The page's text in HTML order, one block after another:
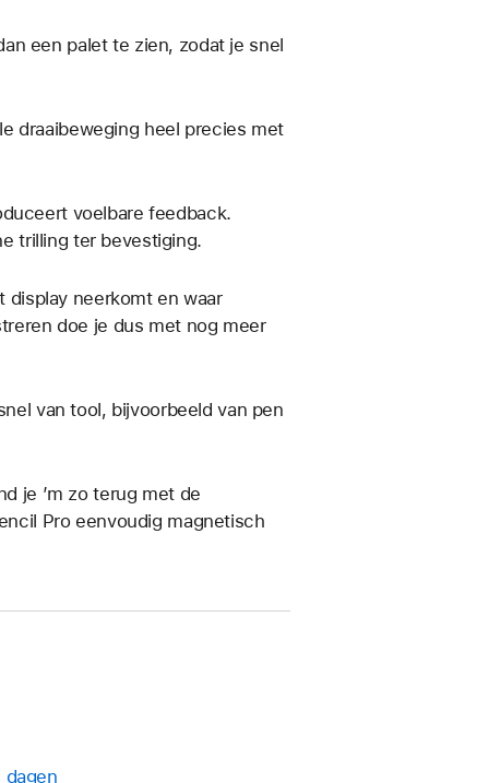
een palet te zien, zodat je snel
draaibeweging heel precies met
voelbare feedback.
trilling ter bevestiging.
display neerkomt en waar
doe je dus met nog meer
van tool, bijvoorbeeld van pen
je ’m zo terug met de
Pro eenvoudig magnetisch
dagen